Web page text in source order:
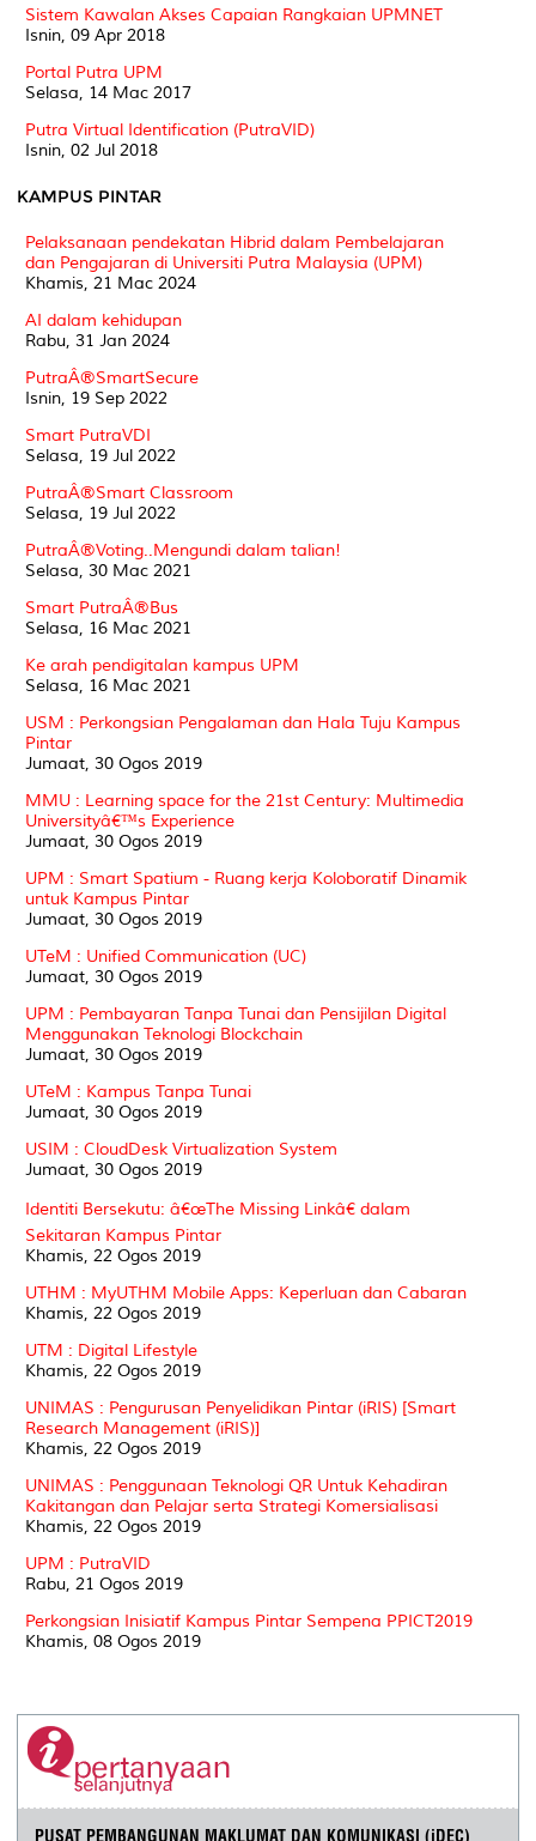
Sistem Kawalan Akses Capaian Rangkaian UPMNET
Isnin, 09 Apr 2018
Portal Putra UPM
Selasa, 14 Mac 2017
Putra Virtual Identification (PutraVID)
Isnin, 02 Jul 2018
KAMPUS PINTAR
Pelaksanaan pendekatan Hibrid dalam Pembelajaran
dan Pengajaran di Universiti Putra Malaysia (UPM)
Khamis, 21 Mac 2024
AI dalam kehidupan
Rabu, 31 Jan 2024
PutraÂ®SmartSecure
Isnin, 19 Sep 2022
Smart PutraVDI
Selasa, 19 Jul 2022
PutraÂ®Smart Classroom
Selasa, 19 Jul 2022
PutraÂ®Voting..Mengundi dalam talian!
Selasa, 30 Mac 2021
Smart PutraÂ®Bus
Selasa, 16 Mac 2021
Ke arah pendigitalan kampus UPM
Selasa, 16 Mac 2021
USM : Perkongsian Pengalaman dan Hala Tuju Kampus
Pintar
Jumaat, 30 Ogos 2019
MMU : Learning space for the 21st Century: Multimedia
Universityâ€™s Experience
Jumaat, 30 Ogos 2019
UPM : Smart Spatium - Ruang kerja Koloboratif Dinamik
untuk Kampus Pintar
Jumaat, 30 Ogos 2019
UTeM : Unified Communication (UC)
Jumaat, 30 Ogos 2019
UPM : Pembayaran Tanpa Tunai dan Pensijilan Digital
Menggunakan Teknologi Blockchain
Jumaat, 30 Ogos 2019
UTeM : Kampus Tanpa Tunai
Jumaat, 30 Ogos 2019
USIM : CloudDesk Virtualization System
Jumaat, 30 Ogos 2019
Identiti Bersekutu: â€œThe Missing Linkâ€ dalam
Sekitaran Kampus Pintar
Khamis, 22 Ogos 2019
UTHM : MyUTHM Mobile Apps: Keperluan dan Cabaran
Khamis, 22 Ogos 2019
UTM : Digital Lifestyle
Khamis, 22 Ogos 2019
UNIMAS : Pengurusan Penyelidikan Pintar (iRIS) [Smart
Research Management (iRIS)]
Khamis, 22 Ogos 2019
UNIMAS : Penggunaan Teknologi QR Untuk Kehadiran
Kakitangan dan Pelajar serta Strategi Komersialisasi
Khamis, 22 Ogos 2019
UPM : PutraVID
Rabu, 21 Ogos 2019
Perkongsian Inisiatif Kampus Pintar Sempena PPICT2019
Khamis, 08 Ogos 2019
PUSAT PEMBANGUNAN MAKLUMAT DAN KOMUNIKASI (iDEC)